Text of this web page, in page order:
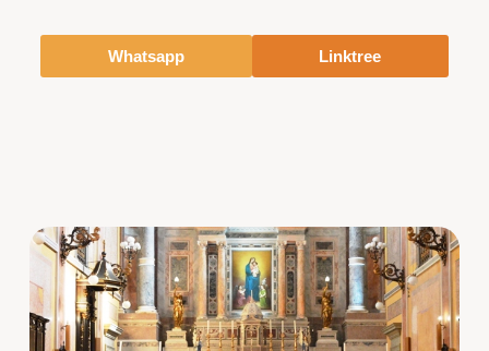
Whatsapp Linktree